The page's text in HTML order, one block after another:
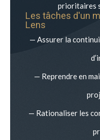
prioritaires
Les tâches d'un
Lens
— Assurer la
— Reprendre en
— Rationaliser les